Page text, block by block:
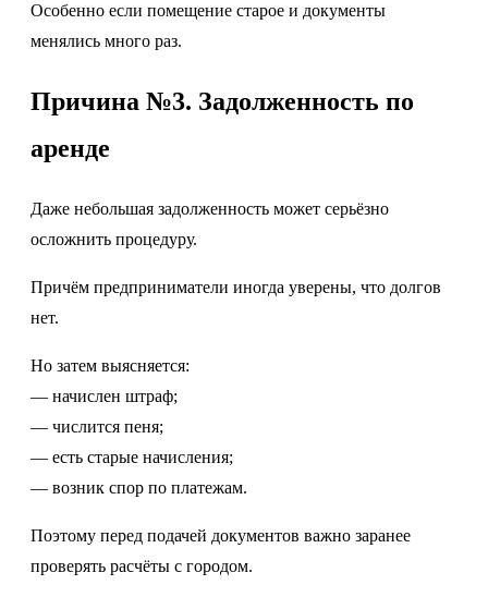
Особенно если помещение старое и документы
менялись много раз.
Причина №3. Задолженность по
аренде
Даже небольшая задолженность может серьёзно
осложнить процедуру.
Причём предприниматели иногда уверены, что долгов
нет.
Но затем выясняется:
— начислен штраф;
— числится пеня;
— есть старые начисления;
— возник спор по платежам.
Поэтому перед подачей документов важно заранее
проверять расчёты с городом.